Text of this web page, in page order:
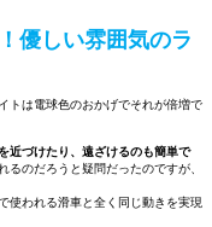
優しい雰囲気のラ
トは電球色のおかげでそれが倍増で
近づけたり、遠ざけるのも簡単で
るのだろうと疑問だったのですが、
使われる滑車と全く同じ動きを実現